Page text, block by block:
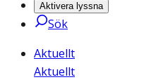
Aktivera lyssna
Sök
Aktuellt
Aktuellt